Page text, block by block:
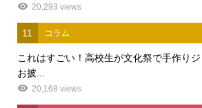
20,293 views
11 コラム
これはすごい！高校生が文化祭で手作り
お披...
20,168 views